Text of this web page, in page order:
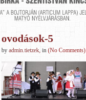
ovodások-5
by admin.tietzek,in (No Comments)